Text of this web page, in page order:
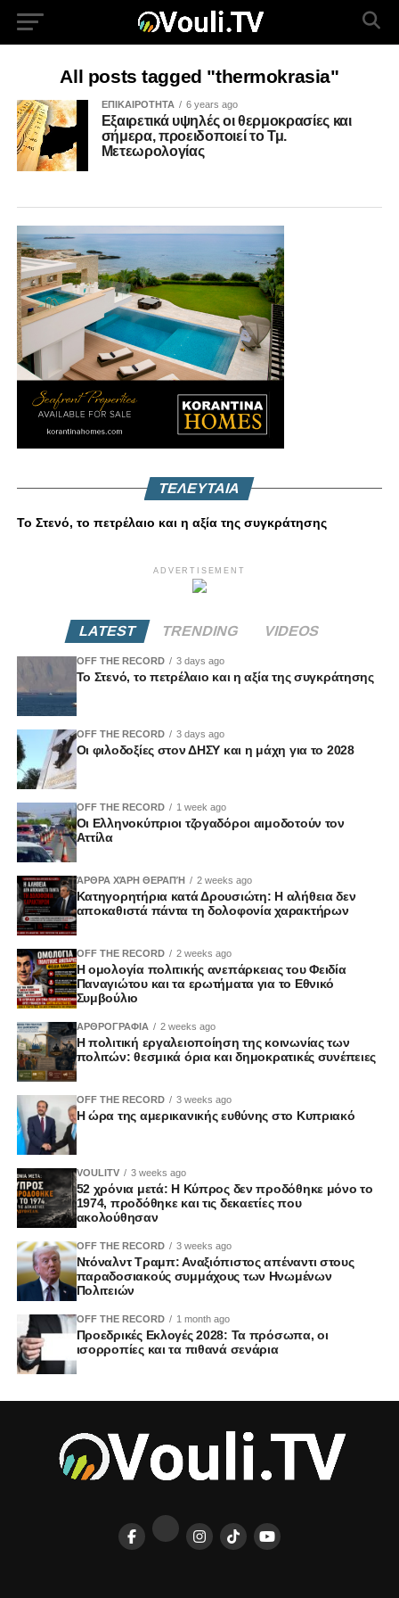
All posts tagged "thermokrasia"
ΕΠΙΚΑΙΡΟΤΗΤΑ 6 years ago
Εξαιρετικά υψηλές οι θερμοκρασίες και
σήμερα, προειδοποιεί το Τμ.
Μετεωρολογίας
ΤΕΛΕΥΤΑΙΑ
Το Στενό, το πετρέλαιο και η αξία της συγκράτησης
ADVERTISEMENT
LATEST TRENDING VIDEOS
OFF THE RECORD 3 days ago
Το Στενό, το πετρέλαιο και η αξία της συγκράτησης
OFF THE RECORD 3 days ago
Οι φιλοδοξίες στον ΔΗΣΥ και η μάχη για το 2028
OFF THE RECORD 1 week ago
Οι Ελληνοκύπριοι τζογαδόροι αιμοδοτούν τον
Αττίλα
ΆΡΘΡΑ ΧΆΡΗ ΘΕΡΑΠΉ 2 weeks ago
Κατηγορητήρια κατά Δρουσιώτη: Η αλήθεια δεν
αποκαθιστά πάντα τη δολοφονία χαρακτήρων
OFF THE RECORD 2 weeks ago
Η ομολογία πολιτικής ανεπάρκειας του Φειδία
Παναγιώτου και τα ερωτήματα για το Εθνικό
Συμβούλιο
ΑΡΘΡΟΓΡΑΦΙΑ 2 weeks ago
Η πολιτική εργαλειοποίηση της κοινωνίας των
πολιτών: θεσμικά όρια και δημοκρατικές συνέπειες
OFF THE RECORD 3 weeks ago
Η ώρα της αμερικανικής ευθύνης στο Κυπριακό
VOULITV 3 weeks ago
52 χρόνια μετά: Η Κύπρος δεν προδόθηκε μόνο το
1974, προδόθηκε και τις δεκαετίες που
ακολούθησαν
OFF THE RECORD 3 weeks ago
Ντόναλντ Τραμπ: Αναξιόπιστος απέναντι στους
παραδοσιακούς συμμάχους των Ηνωμένων
Πολιτειών
OFF THE RECORD 1 month ago
Προεδρικές Εκλογές 2028: Τα πρόσωπα, οι
ισορροπίες και τα πιθανά σενάρια